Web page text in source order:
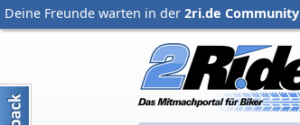
Deine Freunde warten in der 2ri.de Community